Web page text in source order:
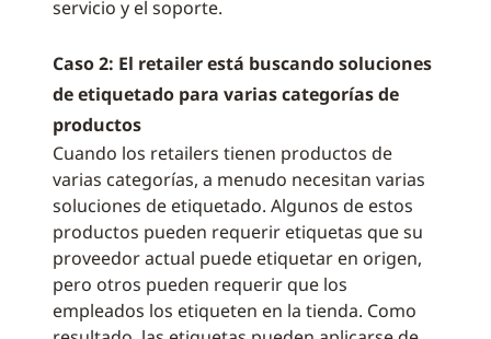
servicio y el soporte.
Caso 2: El retailer está buscando soluciones
de etiquetado para varias categorías de
productos
Cuando los retailers tienen productos de
varias categorías, a menudo necesitan varias
soluciones de etiquetado. Algunos de estos
productos pueden requerir etiquetas que su
proveedor actual puede etiquetar en origen,
pero otros pueden requerir que los
empleados los etiqueten en la tienda. Como